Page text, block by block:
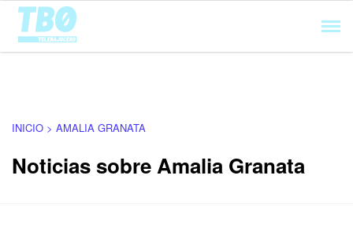
Cargando...
INICIO > AMALIA GRANATA
Noticias sobre Amalia Granata